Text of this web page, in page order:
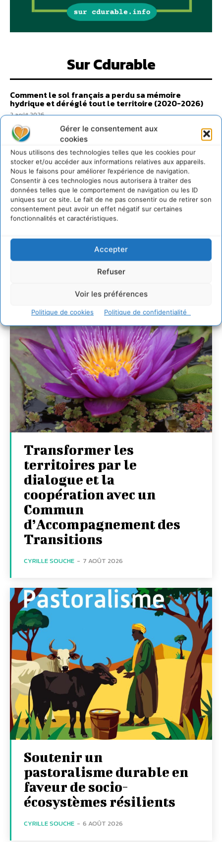
Gérer le consentement aux
cookies
Nous utilisons des technologies telles que les cookies pour
stocker et/ou accéder aux informations relatives aux appareils.
Nous le faisons pour améliorer l’expérience de navigation.
Consentir à ces technologies nous autorisera à traiter des
données telles que le comportement de navigation ou les ID
uniques sur ce site. Le fait de ne pas consentir ou de retirer son
consentement peut avoir un effet négatif sur certaines
fonctionnalités et caractéristiques.
Accepter
Refuser
Voir les préférences
Politique de cookies Politique de confidentialité
Sur Cdurable
Comment le sol français a perdu sa mémoire
hydrique et déréglé tout le territoire (2020-2026)
2 août 2026
Développer notre attention aux espèces vivantes
non humaines avec les communs de Zoepolis
30 juillet 2026
Un kit citoyen pour lever les freins au
développement des forêts comestibles dans nos
villes
29 juillet 2026
L’éco-anxiété informe et l’éco-lucidité transforme
28 juillet 2026
adaptées au changement climatique
Transformer les
territoires par le
dialogue et la
coopération avec un
Commun
d’Accompagnement des
Transitions
CYRILLE SOUCHE - 7 AOÛT 2026
Soutenir un
pastoralisme durable en
faveur de socio-
écosystèmes résilients
CYRILLE SOUCHE - 6 AOÛT 2026